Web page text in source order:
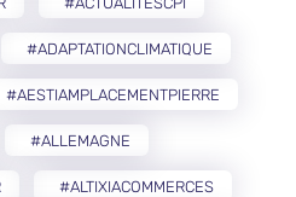
#ADAPTATIONCLIMATIQUE
#AESTIAMPLACEMENTPIERRE
#ALLEMAGNE
#ALTIXIACOMMERCES